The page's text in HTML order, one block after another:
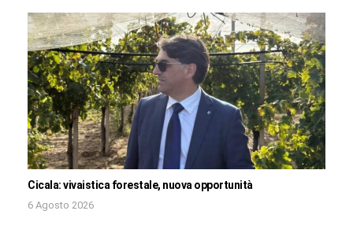
Cicala: vivaistica forestale, nuova opportunità
6 Agosto 2026